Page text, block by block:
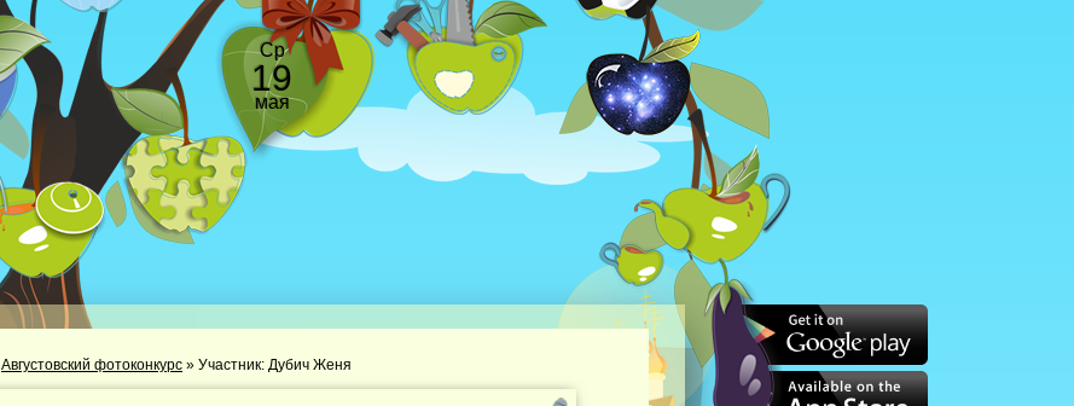
Ср
19
мая
Августовский фотоконкурс » Участник: Дубич Женя